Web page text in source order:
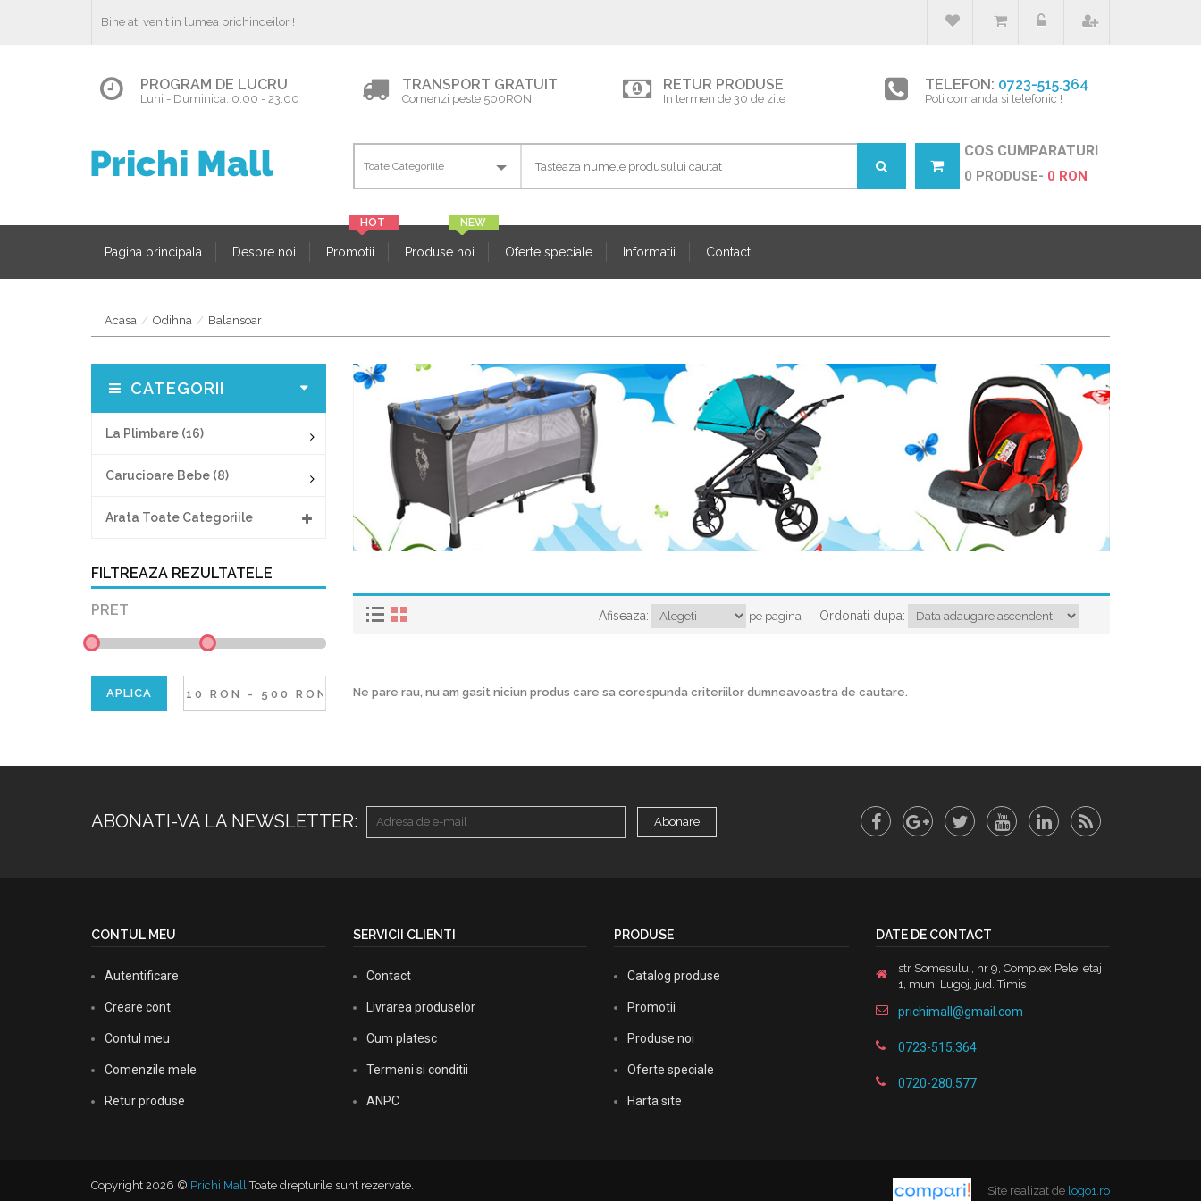
Bine ati venit in lumea prichindeilor !
PROGRAM DE LUCRU
Luni - Duminica: 0.00 - 23.00
TRANSPORT GRATUIT
Comenzi peste 500RON
RETUR PRODUSE
In termen de 30 de zile
TELEFON: 0723-515.364
Poti comanda si telefonic !
COS CUMPARATURI
0 PRODUSE- 0 RON
Pagina principala Despre noi Promotii Produse noi Oferte speciale Informatii Contact
Acasa Odihna Balansoar
CATEGORII
La Plimbare (16)
Carucioare Bebe (8)
Arata Toate Categoriile
FILTREAZA REZULTATELE
PRET Ordonati dupa:
Afiseaza: pe pagina
Ne pare rau, nu am gasit niciun produs care sa corespunda criteriilor dumneavoastra de cautare.
ABONATI-VA LA NEWSLETTER: Abonare
CONTUL MEU
Autentificare
Creare cont
Contul meu
Comenzile mele
Retur produse
SERVICII CLIENTI
Contact
Livrarea produselor
Cum platesc
Termeni si conditii
ANPC
PRODUSE
Catalog produse
Promotii
Produse noi
Oferte speciale
Harta site
DATE DE CONTACT
str Somesului, nr 9, Complex Pele, etaj
1, mun. Lugoj, jud. Timis
prichimall@gmail.com
0723-515.364
0720-280.577
Copyright 2026 © Prichi MallToate drepturile sunt rezervate. Site realizat de logo1.ro